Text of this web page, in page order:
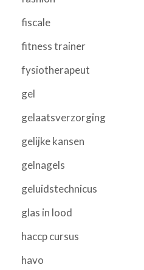
fiscale
fitness trainer
fysiotherapeut
gel
gelaatsverzorging
gelijke kansen
gelnagels
geluidstechnicus
glas in lood
haccp cursus
havo